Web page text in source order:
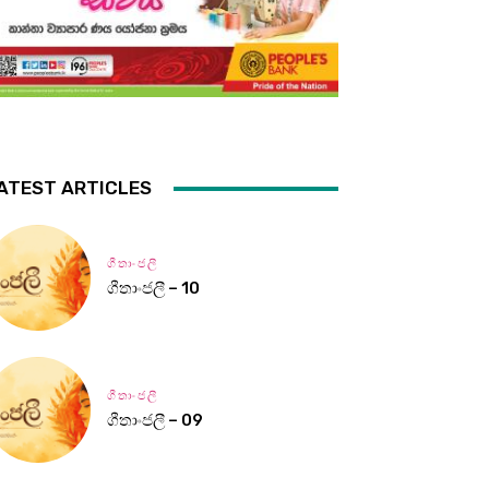
ARTICLES
ගීතාංජලී
ගීතාංජලී – 10
ගීතාංජලී
ගීතාංජලී – 09